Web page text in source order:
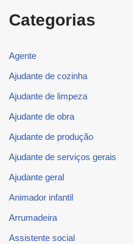
Categorias
Agente
Ajudante de cozinha
Ajudante de limpeza
Ajudante de obra
Ajudante de produção
Ajudante de serviços gerais
Ajudante geral
Animador infantil
Arrumadeira
Assistente social